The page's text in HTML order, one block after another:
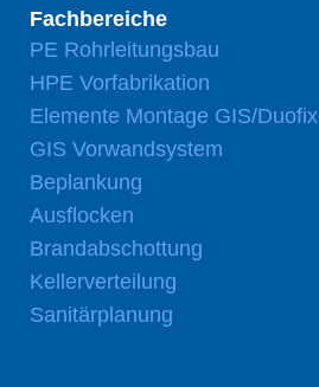
Fachbereiche
PE Rohrleitungsbau
HPE Vorfabrikation
Elemente Montage GIS/Duofix
GIS Vorwandsystem
Beplankung
Ausflocken
Brandabschottung
Kellerverteilung
Sanitärplanung